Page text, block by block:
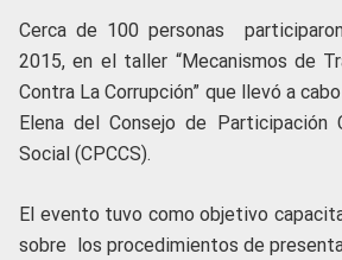
Cerca de 100 personas
2015, en el taller “Mecanismos de
Contra La Corrupción” que llevó a
Elena del Consejo de Participación
Social (CPCCS).
El evento tuvo como objetivo
sobre los procedimientos de